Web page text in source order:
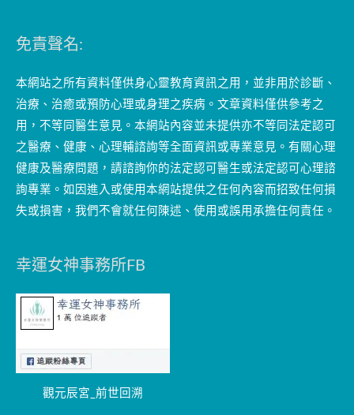
免責聲名:
本網站之所有資料僅供身心靈教育資訊之用，並非用於診斷、
治療、治癒或預防心理或身理之疾病。文章資料僅供參考之
用，不等同醫生意見。本網站內容並未提供亦不等同法定認可
之醫療、健康、心理輔諮詢等全面資訊或專業意見。有關心理
健康及醫療問題，請諮詢你的法定認可醫生或法定認可心理諮
詢專業。如因進入或使用本網站提供之任何內容而招致任何損
失或損害，我們不會就任何陳述、使用或誤用承擔任何責任。
幸運女神事務所FB
觀元辰宮_前世回溯